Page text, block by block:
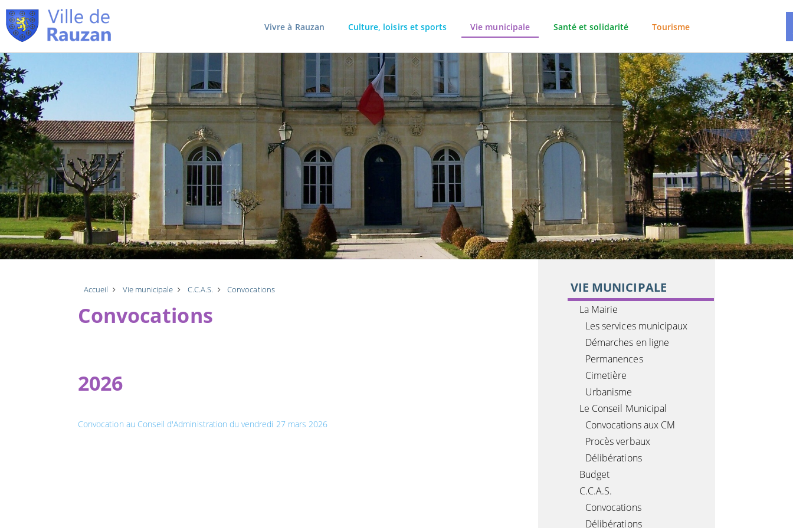
Vivre à Rauzan Culture, loisirs et sports Vie municipale Santé et solidarité Tourisme
Accueil Vie municipale C.C.A.S. Convocations
Convocations
2026
Convocation au Conseil d'Administration du vendredi 27 mars 2026
VIE MUNICIPALE
La Mairie
Les services municipaux
Démarches en ligne
Permanences
Cimetière
Urbanisme
Le Conseil Municipal
Convocations aux CM
Procès verbaux
Délibérations
Budget
C.C.A.S.
Convocations
Délibérations